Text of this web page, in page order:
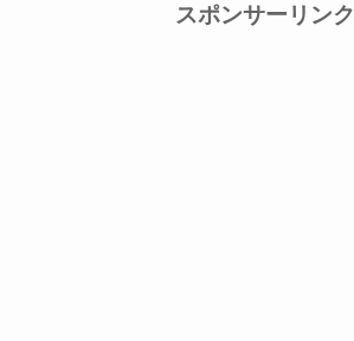
スポンサーリンク